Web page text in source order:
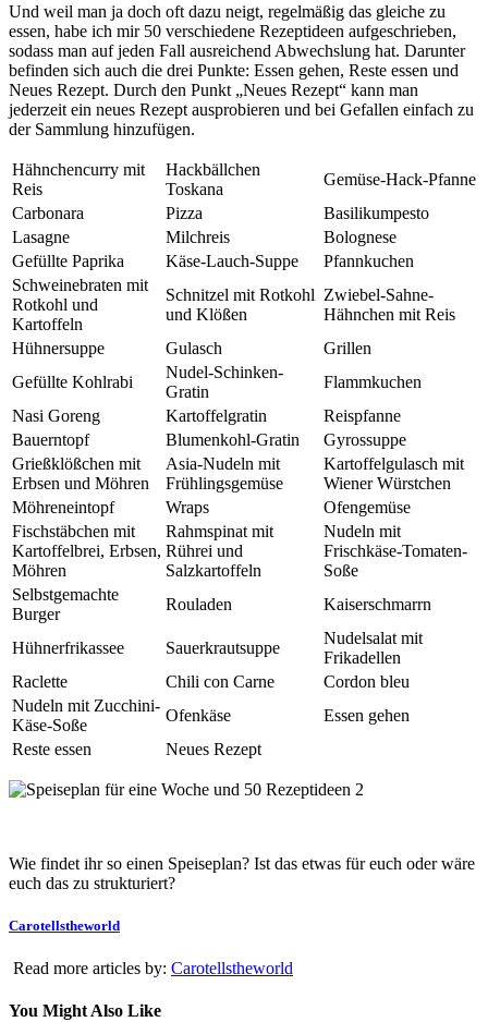
Und weil man ja doch oft dazu neigt, regelmäßig das gleiche zu
essen, habe ich mir 50 verschiedene Rezeptideen aufgeschrieben,
sodass man auf jeden Fall ausreichend Abwechslung hat. Darunter
befinden sich auch die drei Punkte: Essen gehen, Reste essen und
Neues Rezept. Durch den Punkt „Neues Rezept“ kann man
jederzeit ein neues Rezept ausprobieren und bei Gefallen einfach zu
der Sammlung hinzufügen.
Hähnchencurry mit
Reis
Hackbällchen
Toskana
Gemüse-Hack-Pfanne
Carbonara
Pizza
Basilikumpesto
Lasagne
Milchreis
Bolognese
Gefüllte Paprika
Käse-Lauch-Suppe
Pfannkuchen
Schweinebraten mit
Rotkohl und
Kartoffeln
Schnitzel mit Rotkohl
und Klößen
Zwiebel-Sahne-
Hähnchen mit Reis
Hühnersuppe
Gulasch
Grillen
Gefüllte Kohlrabi
Nudel-Schinken-
Gratin
Flammkuchen
Nasi Goreng
Kartoffelgratin
Reispfanne
Bauerntopf
Blumenkohl-Gratin
Gyrossuppe
Grießklößchen mit
Erbsen und Möhren
Asia-Nudeln mit
Frühlingsgemüse
Kartoffelgulasch mit
Wiener Würstchen
Möhreneintopf
Wraps
Ofengemüse
Fischstäbchen mit
Kartoffelbrei, Erbsen,
Möhren
Rahmspinat mit
Rührei und
Salzkartoffeln
Nudeln mit
Frischkäse-Tomaten-
Soße
Selbstgemachte
Burger
Rouladen Kaiserschmarrn
Hühnerfrikassee Sauerkrautsuppe
Nudelsalat mit
Frikadellen
Raclette
Chili con Carne
Cordon bleu
Nudeln mit Zucchini-
Käse-Soße
Ofenkäse
Essen gehen
Reste essen
Neues Rezept
Wie findet ihr so einen Speiseplan? Ist das etwas für euch oder wäre
euch das zu strukturiert?
Carotellstheworld
Read more articles by: Carotellstheworld
You Might Also Like